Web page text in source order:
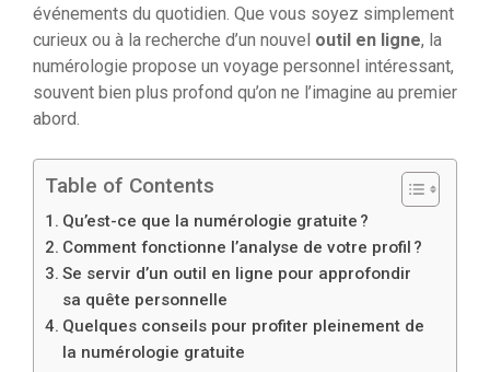
événements du quotidien. Que vous soyez simplement
curieux ou à la recherche d’un nouvel outil en ligne, la
numérologie propose un voyage personnel intéressant,
souvent bien plus profond qu’on ne l’imagine au premier
abord.
Table of Contents
Qu’est-ce que la numérologie gratuite ?
Comment fonctionne l’analyse de votre profil ?
Se servir d’un outil en ligne pour approfondir
sa quête personnelle
Quelques conseils pour profiter pleinement de
la numérologie gratuite